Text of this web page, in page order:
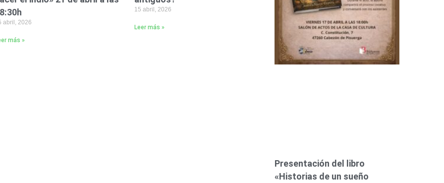
abril, 2026
más »
15 abril, 2026
Leer más »
Presentación del libro
«Historias de un sueño